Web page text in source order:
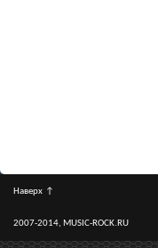
Наверх ↑
2007-2014, MUSIC-ROCK.RU